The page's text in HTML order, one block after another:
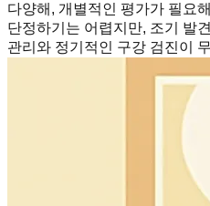
다양해, 개별적인 평가가 필요
단정하기는 어렵지만, 조기 발
관리와 정기적인 구강 검진이